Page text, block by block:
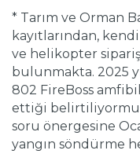
* Tarım ve Orman
kayıtlarından,
ve helikopter
bulunmakta. 2025
802 FireBoss
ettiği
soru önergesine
yangın söndürme